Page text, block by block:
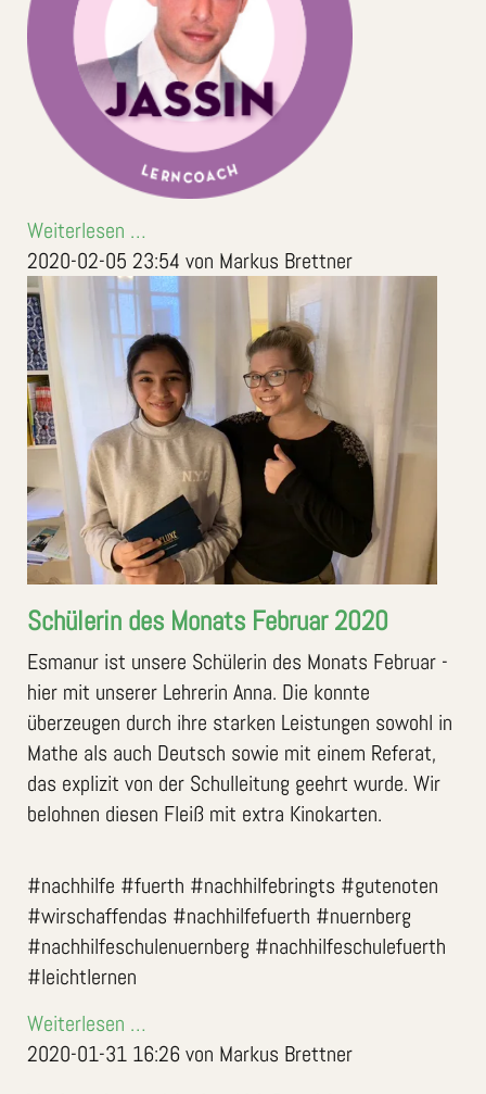
Weiterlesen …
2020-02-05 23:54 von Markus Brettner
Schülerin des Monats Februar 2020
Esmanur ist unsere Schülerin des Monats Februar -
hier mit unserer Lehrerin Anna. Die konnte
überzeugen durch ihre starken Leistungen sowohl in
Mathe als auch Deutsch sowie mit einem Referat,
das explizit von der Schulleitung geehrt wurde. Wir
belohnen diesen Fleiß mit extra Kinokarten.
#nachhilfe #fuerth #nachhilfebringts #gutenoten
#wirschaffendas #nachhilfefuerth #nuernberg
#nachhilfeschulenuernberg #nachhilfeschulefuerth
#leichtlernen
Weiterlesen …
2020-01-31 16:26 von Markus Brettner